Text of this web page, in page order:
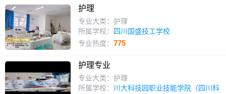
护理
专业大类：护理
所属学校：
四川国盛技工学校
专业热度： 775
护理专业
专业大类：护理
所属学校： 川大科技园职业技能学院（四川科